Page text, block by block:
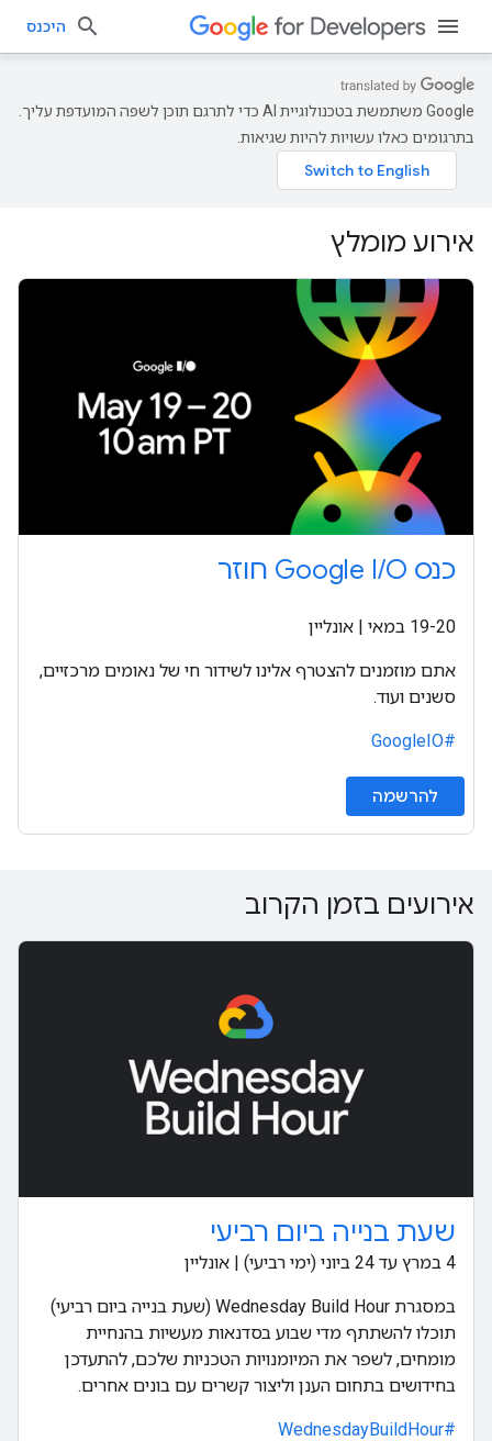
היכנס
‫Google משתמשת בטכנולוגיית AI כדי לתרגם תוכן לשפה המועדפת עליך.
בתרגומים כאלו עשויות להיות שגיאות.
אירוע מומלץ
כנס Google I/O חוזר
‫19-20 במאי | אונליין
אתם מוזמנים להצטרף אלינו לשידור חי של נאומים מרכזיים,
סשנים ועוד.
#GoogleIO
להרשמה
אירועים בזמן הקרוב
שעת בנייה ביום רביעי
‫4 במרץ עד 24 ביוני (ימי רביעי) | אונליין
במסגרת Wednesday Build Hour (שעת בנייה ביום רביעי)
תוכלו להשתתף מדי שבוע בסדנאות מעשיות בהנחיית
מומחים, לשפר את המיומנויות הטכניות שלכם, להתעדכן
בחידושים בתחום הענן וליצור קשרים עם בונים אחרים.
#WednesdayBuildHour